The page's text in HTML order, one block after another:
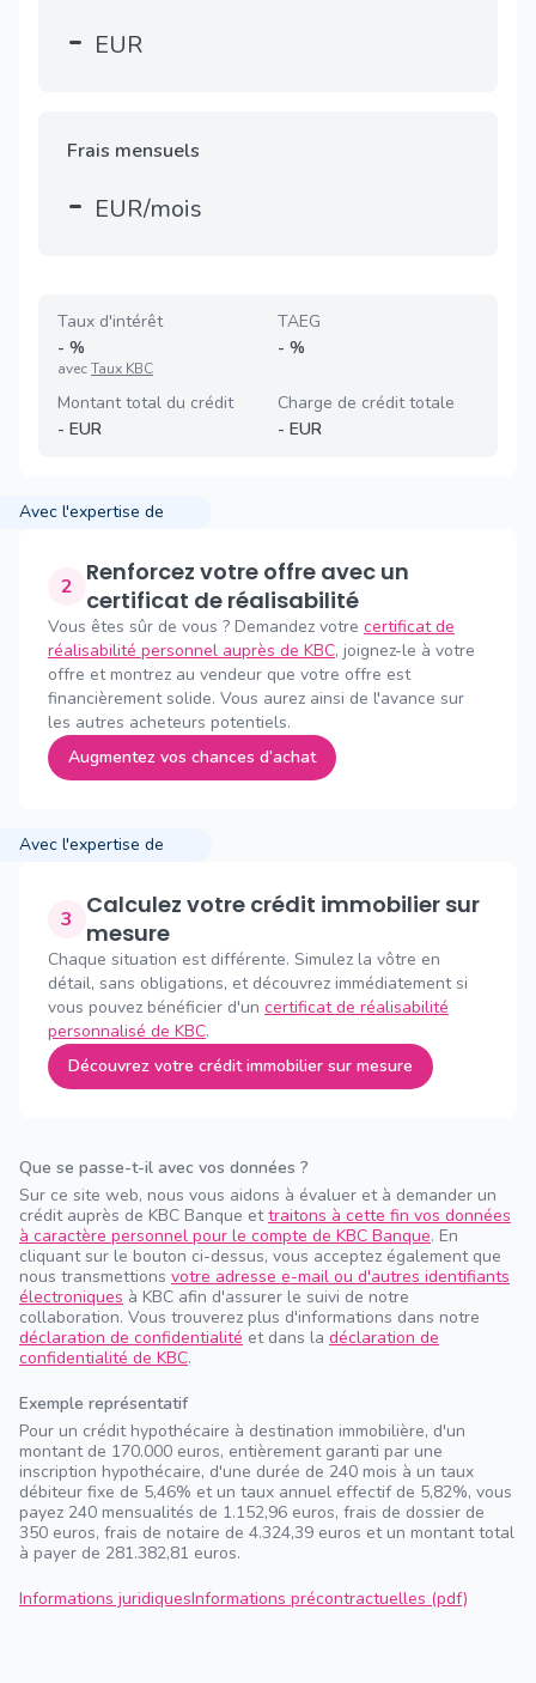
- EUR
Frais mensuels
- EUR/mois
Taux d'intérêt
- %
avecTaux KBC
TAEG
- %
Montant total du crédit
- EUR
Charge de crédit totale
- EUR
Avec l'expertise de
2 Renforcez votre offre avec un
certificat de réalisabilité
Vous êtes sûr de vous ? Demandez votre certificat de
réalisabilité personnel auprès de KBC, joignez-le à votre
offre et montrez au vendeur que votre offre est
financièrement solide. Vous aurez ainsi de l'avance sur
les autres acheteurs potentiels.
Augmentez vos chances d’achat
Avec l'expertise de
3
Calculez votre crédit immobilier sur
mesure
Chaque situation est différente. Simulez la vôtre en
détail, sans obligations, et découvrez immédiatement si
vous pouvez bénéficier d'un certificat de réalisabilité
personnalisé de KBC.
Découvrez votre crédit immobilier sur mesure
Que se passe-t-il avec vos données ?
Sur ce site web, nous vous aidons à évaluer et à demander un
crédit auprès de KBC Banque ettraitons à cette fin vos données
à caractère personnel pour le compte de KBC Banque. En
cliquant sur le bouton ci-dessus, vous acceptez également que
nous transmettions votre adresse e-mail ou d'autres identifiants
électroniques à KBC afin d'assurer le suivi de notre
collaboration. Vous trouverez plus d'informations dans notre
déclaration de confidentialité et dans la déclaration de
confidentialité de KBC.
Exemple représentatif
Pour un crédit hypothécaire à destination immobilière, d'un
montant de 170.000 euros, entièrement garanti par une
inscription hypothécaire, d'une durée de 240 mois à un taux
débiteur fixe de 5,46% et un taux annuel effectif de 5,82%, vous
payez 240 mensualités de 1.152,96 euros, frais de dossier de
350 euros, frais de notaire de 4.324,39 euros et un montant total
à payer de 281.382,81 euros.
Informations juridiquesInformations précontractuelles (pdf)